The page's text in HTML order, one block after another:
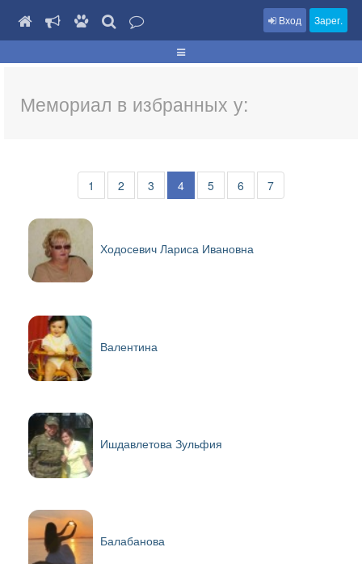
Вход Зарег.
Мемориал в избранных у:
1 2 3 4 5 6 7
Ходосевич Лариса Ивановна
Валентина
Ишдавлетова Зульфия
Балабанова